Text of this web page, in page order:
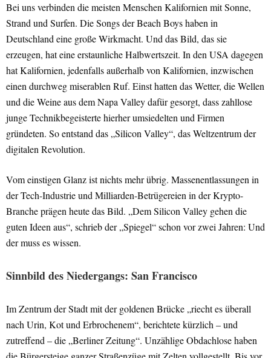
Bei uns verbinden die meisten Menschen Kalifornien mit Sonne,
Strand und Surfen. Die Songs der Beach Boys haben in
Deutschland eine große Wirkmacht. Und das Bild, das sie
erzeugen, hat eine erstaunliche Halbwertszeit. In den USA dagegen
hat Kalifornien, jedenfalls außerhalb von Kalifornien, inzwischen
einen durchweg miserablen Ruf. Einst hatten das Wetter, die Wellen
und die Weine aus dem Napa Valley dafür gesorgt, dass zahllose
junge Technikbegeisterte hierher umsiedelten und Firmen
gründeten. So entstand das „Silicon Valley“, das Weltzentrum der
digitalen Revolution.
Vom einstigen Glanz ist nichts mehr übrig. Massenentlassungen in
der Tech-Industrie und Milliarden-Betrügereien in der Krypto-
Branche prägen heute das Bild. „Dem Silicon Valley gehen die
guten Ideen aus“, schrieb der „Spiegel“ schon vor zwei Jahren: Und
der muss es wissen.
Sinnbild des Niedergangs: San Francisco
Im Zentrum der Stadt mit der goldenen Brücke „riecht es überall
nach Urin, Kot und Erbrochenem“, berichtete kürzlich – und
zutreffend – die „Berliner Zeitung“. Unzählige Obdachlose haben